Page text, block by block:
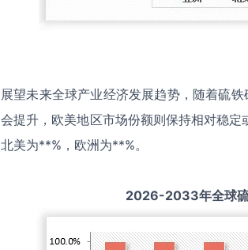
展望未来全球产业经济发展趋势，随着硫
会提升，欧美地区市场份额则保持相对稳
北美为**%，欧洲为**%。
2026-2033年全球